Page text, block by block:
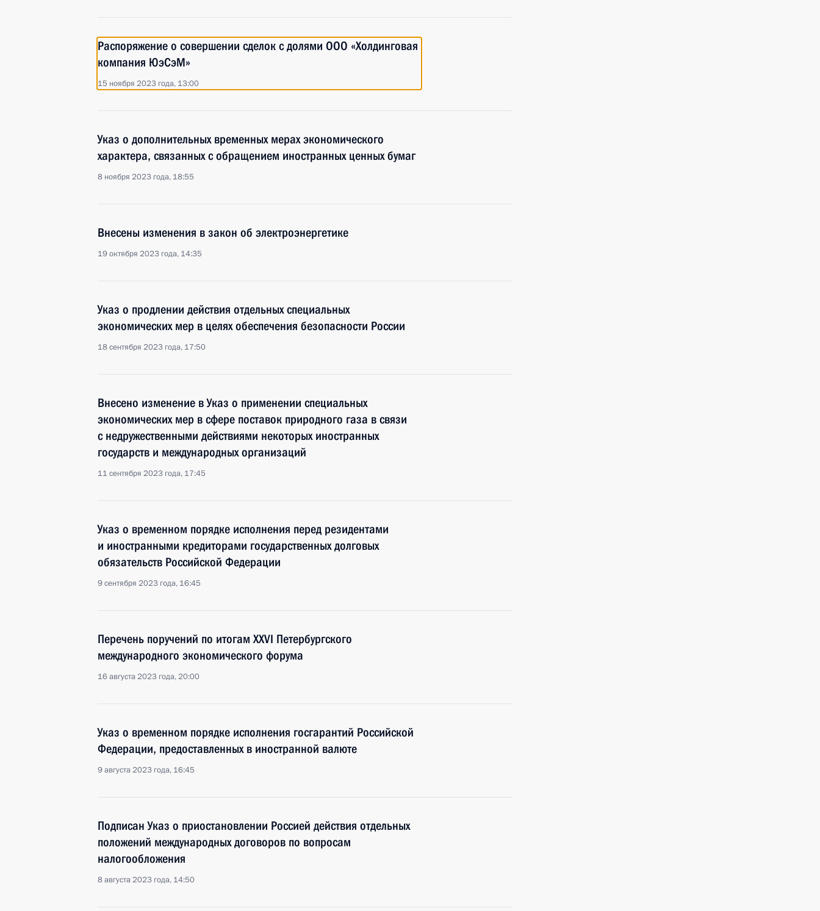
Распоряжение о совершении сделок с долями ООО «Холдинговая
компания ЮэСэМ»
15 ноября 2023 года, 13:00
Указ о дополнительных временных мерах экономического
характера, связанных с обращением иностранных ценных бумаг
8 ноября 2023 года, 18:55
Внесены изменения в закон об электроэнергетике
19 октября 2023 года, 14:35
Указ о продлении действия отдельных специальных
экономических мер в целях обеспечения безопасности России
18 сентября 2023 года, 17:50
Внесено изменение в Указ о применении специальных
экономических мер в сфере поставок природного газа в связи
с недружественными действиями некоторых иностранных
государств и международных организаций
11 сентября 2023 года, 17:45
Указ о временном порядке исполнения перед резидентами
и иностранными кредиторами государственных долговых
обязательств Российской Федерации
9 сентября 2023 года, 16:45
Перечень поручений по итогам XXVI Петербургского
международного экономического форума
16 августа 2023 года, 20:00
Указ о временном порядке исполнения госгарантий Российской
Федерации, предоставленных в иностранной валюте
9 августа 2023 года, 16:45
Подписан Указ о приостановлении Россией действия отдельных
положений международных договоров по вопросам
налогообложения
8 августа 2023 года, 14:50